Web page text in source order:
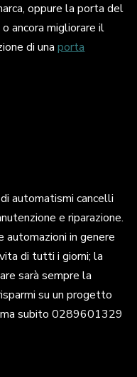
oppure la porta del
ancora migliorare il
di unaporta
automatismi cancelli
e riparazione.
in genere
di tutti i giorni; la
sarà sempre la
su un progetto
subito 0289601329